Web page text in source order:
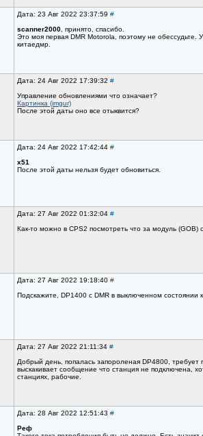
Дата: 23 Авг 2022 23:37:59 #
scanner2000 , принято, спасибо.
Это моя первая DMR Motorola, поэтому не
китаедмр.
Дата: 24 Авг 2022 17:39:32 #
Управление обновлениями что означает?
Картинка (imgur)
После этой даты оно все отыквится?
Дата: 24 Авг 2022 17:42:44 #
x51
После этой даты нельзя будет обновиться.
Дата: 27 Авг 2022 01:32:04 #
Как-то можно в CPS2 посмотреть что за модуль (GOB)
Дата: 27 Авг 2022 19:18:40 #
Подскажите, DP1400 с DMR в выключенном
Дата: 27 Авг 2022 21:11:34 #
Добрый день, попалась запороленая DP4800, требует
выскакивает сообщение что станция не подключена,
станциях, рабочие.
Дата: 28 Авг 2022 12:51:43 #
Реф